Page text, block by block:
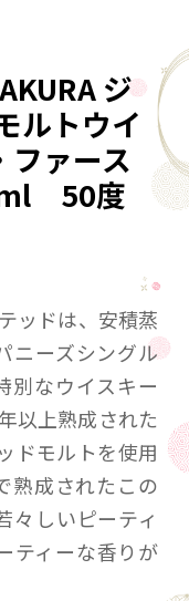
ジ
ルトウイ
ファース
50度
ッドは、安積蒸
ニーズシングル
別なウイスキー
以上熟成された
ドモルトを使用
熟成されたこの
々しいピーティ
ティーな香りが